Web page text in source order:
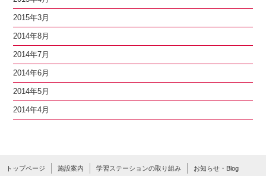
2015年3月
2014年8月
2014年7月
2014年6月
2014年5月
2014年4月
トップページ 施設案内 学習ステーションの取り組み お知らせ・Blog